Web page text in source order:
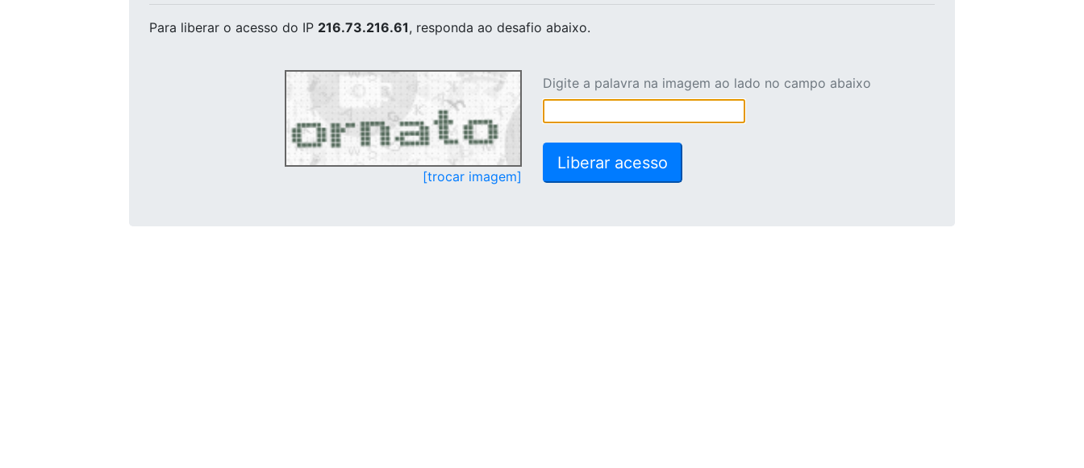
Para liberar o acesso do IP 216.73.216.61, responda ao desafio abaixo.
[trocar imagem]
Digite a palavra na imagem ao lado no campo abaixo